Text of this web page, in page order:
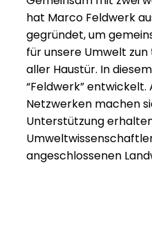
hat Marco Feldwerk
gegründet, um
für unsere Umwelt
aller Haustür. In
“Feldwerk” entwickelt.
Netzwerken machen
Unterstützung
angeschlossenen